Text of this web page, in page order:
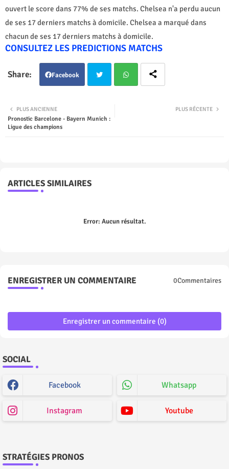
ouvert le score dans 77% de ses matchs. Chelsea n'a perdu aucun
de ses 17 derniers matchs à domicile. Chelsea a marqué dans
chacun de ses 17 derniers matchs à domicile.
CONSULTEZ LES PREDICTIONS MATCHS
Facebook
ter
PLUS RÉCENTE
PLUS ANCIENNE
Pronostic Barcelone - Bayern Munich :
Ligue des champions
ARTICLES SIMILAIRES
Error: Aucun résultat.
ENREGISTRER UN COMMENTAIRE 0Commentaires
Enregistrer un commentaire (0)
SOCIAL
Facebook Whatsapp
Instagram Youtube
STRATÉGIES PRONOS